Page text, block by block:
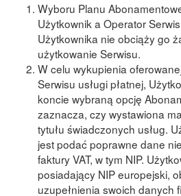
Wyboru Planu
Użytkownik a Operator
Użytkownika nie obciąży go
użytkowanie Serwisu.
W celu wykupienia
Serwisu usługi płatnej,
koncie wybraną opcję
zaznacza, czy wystawiona
tytułu świadczonych usług.
jest podać poprawne dane
faktury VAT, w tym NIP.
posiadający NIP europejski,
uzupełnienia swoich danych